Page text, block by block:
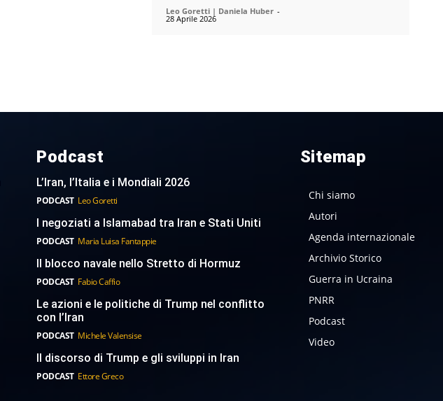
Leo Goretti | Daniela Huber -
28 Aprile 2026
Podcast
L’Iran, l’Italia e i Mondiali 2026
PODCAST Leo Goretti
I negoziati a Islamabad tra Iran e Stati Uniti
PODCAST Maria Luisa Fantappie
Il blocco navale nello Stretto di Hormuz
PODCAST Fabio Caffio
Le azioni e le politiche di Trump nel conflitto
con l’Iran
PODCAST Michele Valensise
Il discorso di Trump e gli sviluppi in Iran
PODCAST Ettore Greco
Sitemap
Chi siamo
Autori
Agenda internazionale
Archivio Storico
Guerra in Ucraina
PNRR
Podcast
Video